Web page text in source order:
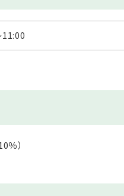
11:00
％）